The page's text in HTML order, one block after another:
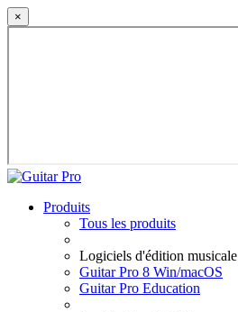
×
Produits
Tous les produits
Logiciels d'édition musicale
Guitar Pro 8 Win/macOS
Guitar Pro Education